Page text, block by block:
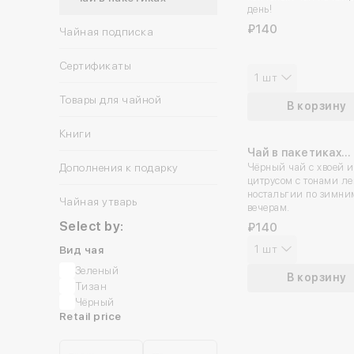
Чайная подписка
Сертификаты
Товары для чайной
Книги
Дополнения к подарку
Коллекционные открытки
Конфеты
Чайная утварь
Select by:
Вид чая
Зеленый
Тизан
Чёрный
Retail price
день!
₽140
В корзину
1 шт
Чай в пакетиках
«Рихтер»
Чёрный чай с хвоей и
цитрусом с тонами
ностальгии по
вечерам.
₽140
В корзину
1 шт